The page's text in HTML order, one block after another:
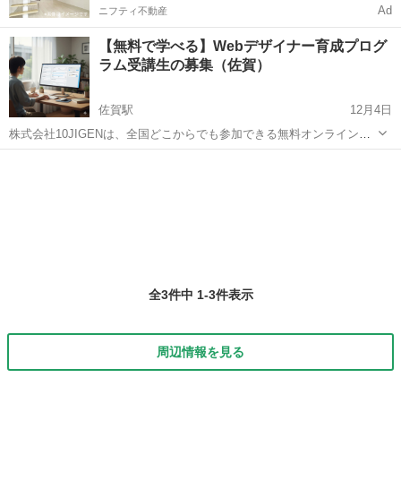
ニフティ不動産 Ad
【無料で学べる】Webデザイナー育成プログ
ラム受講生の募集（佐賀）
佐賀駅
12月4日
株式会社10JIGENは、全国どこからでも参加できる無料オンラインス
クールを運営しています。 「新しい仕事に挑戦したい」「在宅やリモ
全3件中 1-3件表示
周辺情報を見る